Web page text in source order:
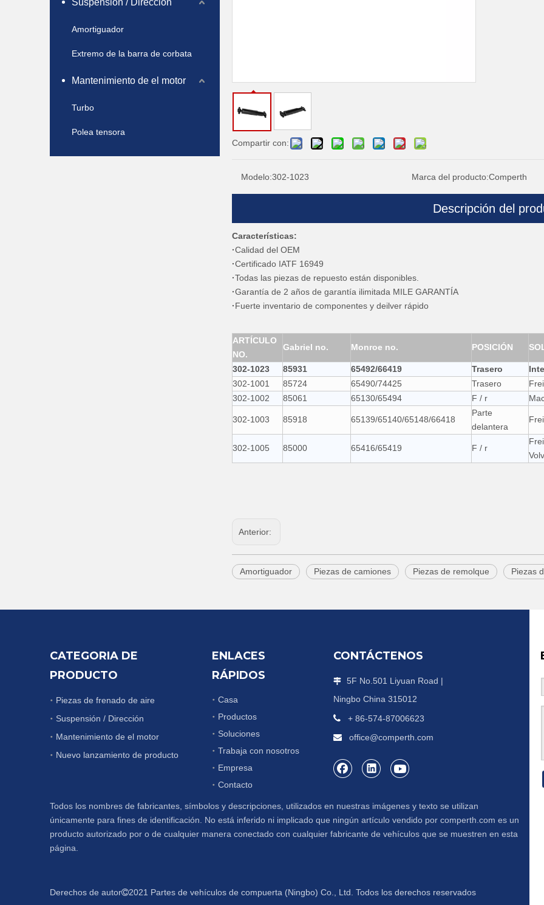
Suspensión / Dirección
Amortiguador
Extremo de la barra de corbata
Mantenimiento de el motor
Turbo
Polea tensora
Compartir con:
Modelo:302-1023 Marca del producto:Comperth
Descripción del
Características:
·Calidad del OEM
·Certificado IATF 16949
·Todas las piezas de repuesto están disponibles.
·Garantía de 2 años de garantía ilimitada MILE GARANTÍA
·Fuerte inventario de componentes y deilver rápido
ARTÍCULO
NO.
Gabriel no. Monroe no. POSICIÓN
302-1023 85931 65492/66419 Trasero
302-1001
85724 65490/74425 Trasero
302-1002
85061 65130/65494 F / r
302-1003 85918 65139/65140/65148/66418
Parte
delantera
302-1005 85000 65416/65419 F / r
Anterior:
Amortiguador Piezas de camiones Piezas de remolque Piezas
CATEGORIA DE
PRODUCTO
Piezas de frenado de aire
Suspensión / Dirección
Mantenimiento de el motor
Nuevo lanzamiento de producto
ENLACES
RÁPIDOS
Casa
Productos
Soluciones
Trabaja con nosotros
Empresa
Contacto
CONTÁCTENOS
 5F No.501 Liyuan Road |
Ningbo China 315012
 + 86-574-87006623
 office@comperth.com
Todos los nombres de fabricantes, símbolos y descripciones, utilizados en nuestras imágenes y texto se utilizan
únicamente para fines de identificación. No está inferido ni implicado que ningún artículo vendido por comperth.com es un
producto autorizado por o de cualquier manera conectado con cualquier fabricante de vehículos que se muestren en esta
página.
Derechos de autor2021 Partes de vehículos de compuerta (Ningbo) Co., Ltd. Todos los derechos reservados